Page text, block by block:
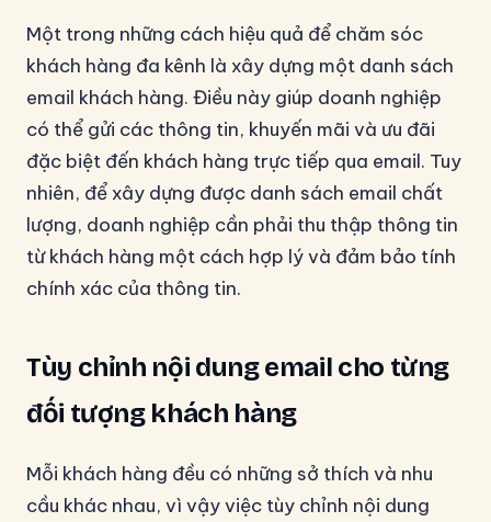
Một trong những cách hiệu quả để chăm sóc
khách hàng đa kênh là xây dựng một danh sách
email khách hàng. Điều này giúp doanh nghiệp
có thể gửi các thông tin, khuyến mãi và ưu đãi
đặc biệt đến khách hàng trực tiếp qua email. Tuy
nhiên, để xây dựng được danh sách email chất
lượng, doanh nghiệp cần phải thu thập thông tin
từ khách hàng một cách hợp lý và đảm bảo tính
chính xác của thông tin.
Tùy chỉnh nội dung email cho từng
đối tượng khách hàng
Mỗi khách hàng đều có những sở thích và nhu
cầu khác nhau, vì vậy việc tùy chỉnh nội dung